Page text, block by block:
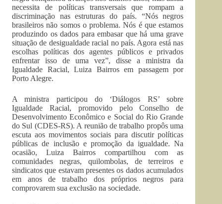
necessita de políticas transversais que rompam a
discriminação nas estruturas do país. “Nós negros
brasileiros não somos o problema. Nós é que estamos
produzindo os dados para embasar que há uma grave
situação de desigualdade racial no país. Agora está nas
escolhas políticas dos agentes públicos e privados
enfrentar isso de uma vez”, disse a ministra da
Igualdade Racial, Luiza Bairros em passagem por
Porto Alegre.
A ministra participou do ‘Diálogos RS’ sobre
Igualdade Racial, promovido pelo Conselho de
Desenvolvimento Econômico e Social do Rio Grande
do Sul (CDES-RS). A reunião de trabalho propôs uma
escuta aos movimentos sociais para discutir políticas
públicas de inclusão e promoção da igualdade. Na
ocasião, Luiza Bairros compartilhou com as
comunidades negras, quilombolas, de terreiros e
sindicatos que estavam presentes os dados acumulados
em anos de trabalho dos próprios negros para
comprovarem sua exclusão na sociedade.